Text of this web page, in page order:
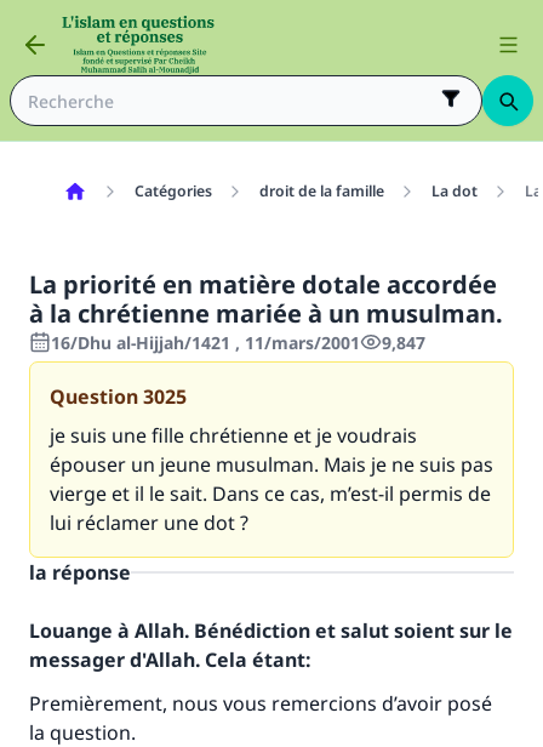
Catégories droit de la famille La dot
La priorité en matière dotale accordée
à la chrétienne mariée à un musulman.
16/Dhu al-Hijjah/1421 , 11/mars/2001 9,847
Question3025
je suis une fille chrétienne et je voudrais
épouser un jeune musulman. Mais je ne suis pas
vierge et il le sait. Dans ce cas, m’est-il permis de
lui réclamer une dot ?
la réponse
Louange à Allah. Bénédiction et salut soient sur le
messager d'Allah. Cela étant:
Premièrement, nous vous remercions d’avoir posé
la question.